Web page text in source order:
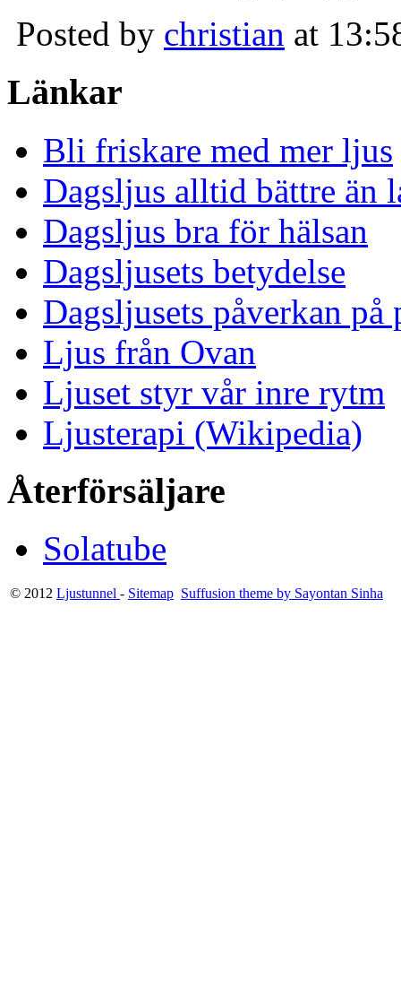
Posted by christian at
Länkar
Bli friskare med mer ljus
Dagsljus alltid bättre än
Dagsljus bra för hälsan
Dagsljusets betydelse
Dagsljusets påverkan på
Ljus från Ovan
Ljuset styr vår inre rytm
Ljusterapi (Wikipedia)
Återförsäljare
Solatube
© 2012 Ljustunnel - Sitemap Suffusion theme by Sayontan Sinha